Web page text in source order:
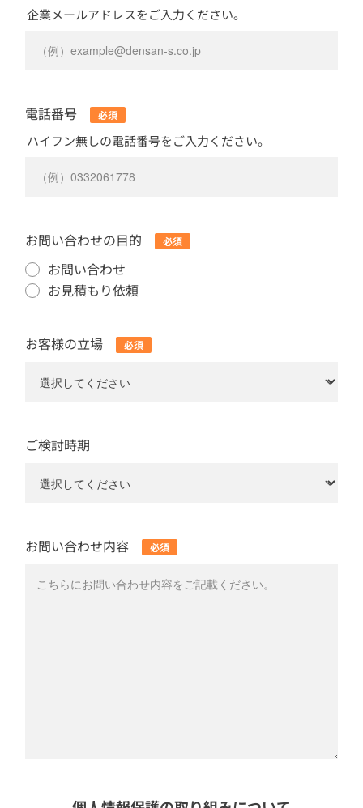
企業メールアドレスをご入力ください。
電話番号
ハイフン無しの電話番号をご入力ください。
お問い合わせの目的
お問い合わせ
お見積もり依頼
お客様の立場
ご検討時期
お問い合わせ内容